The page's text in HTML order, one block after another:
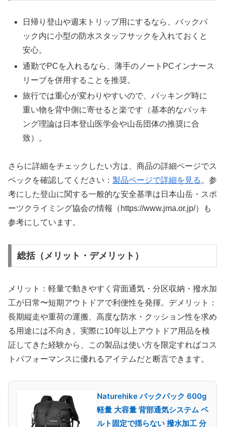
日帰り登山や週末トリップ用にするなら、バックパ
ック内に小型の防水スタッフサックを入れておくと
安心。
通勤でPCを入れるなら、薄手のノートPCインナース
リーブを併用することを推奨。
旅行では重心が変わりやすいので、パッキング時に
重い物を背中側に寄せると楽です（基本的なパッキ
ング理論は日本登山医学会や山岳団体の推奨に合
致）。
さらに詳細をチェックしたい方は、商品の詳細ページでス
ペックを確認してください： 製品ページで詳細を見る。参
考にした登山に関する一般的な安全基準は日本山岳・スポ
ーツクライミング協会の情報（https://www.jma.or.jp/）も
参考にしています。
総括（メリット・デメリット）
メリット：軽量で動きやすく背面通気・分区収納・撥水加
工が日常〜短期アウトドアで利便性を発揮。デメリット：
長期縦走や重荷の運搬、高度な防水・クッション性を求め
る用途には不向き。実際に10年以上アウトドア用品を検
証してきた経験から、この製品は使い方を限定すればコス
トパフォーマンスに優れるアイテムだと断言できます。
Naturehike バックパック 600g
軽量 大容量 背部通気システム ベ
ルト固定で揺らない 撥水加工 分